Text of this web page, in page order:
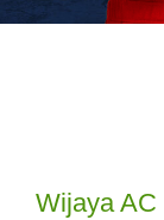
Wijaya AC